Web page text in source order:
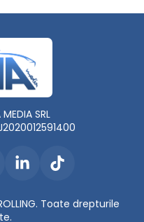
SRL
Toate drepturile